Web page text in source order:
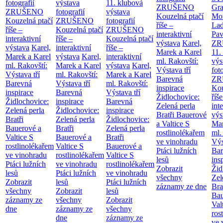
fotografií
ZRUŠENO
Kouzelná ptačí
říše –
interaktivní
výstava Karel,
Marek a Karel
ml. Rakovští:
Výstava tří
Barevná
inspirace
Židlochovice:
Zelená perla
Bratři
Bauerové a
Valtice S
rostlinolékařem
ve vinohradu
Ptáci lužních
lesů
Zobrazit
všechny
záznamy ze
dne
výstava
fotografií
ZRUŠENO
Kouzelná ptačí
říše –
interaktivní
výstava Karel,
Marek a Karel
ml. Rakovští:
Výstava tří
Barevná
inspirace
Židlochovice:
Zelená perla
Bratři
Bauerové a
Valtice S
rostlinolékařem
ve vinohradu
Ptáci lužních
lesů
Zobrazit
všechny
záznamy ze
dne
11. klubová
výstava
fotografií
ZRUŠENO
Kouzelná ptačí
říše –
interaktivní
výstava Karel,
Marek a Karel
ml. Rakovští:
Výstava tří
Barevná
inspirace
Židlochovice:
Zelená perla
Bratři
Bauerové a
Valtice S
rostlinolékařem
ve vinohradu
Ptáci lužních
lesů
Zobrazit
všechny
záznamy ze
ZRUŠENO
Kouzelná ptačí
říše –
interaktivní
výstava Karel,
Marek a Karel
ml. Rakovští:
Výstava tří
Barevná
inspirace
Židlochovice:
Zelená perla
Bratři Bauerové
a Valtice S
rostlinolékařem
ve vinohradu
Ptáci lužních
lesů
Zobrazit
všechny
záznamy ze dne
ml.